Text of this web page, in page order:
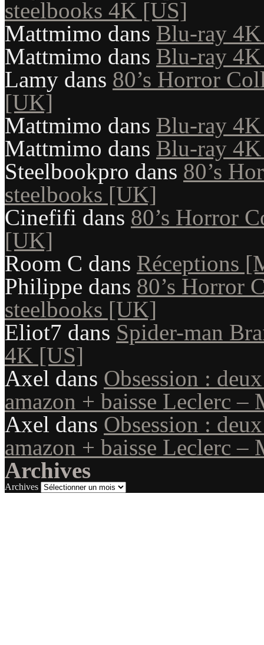
steelbooks 4K [US]
Mattmimo dans Blu-ray
Mattmimo dans Blu-ray
Lamy dans 80’s Horror
[UK]
Mattmimo dans Blu-ray
Mattmimo dans Blu-ray
Steelbookpro dans 80’s
steelbooks [UK]
Cinefifi dans 80’s Horror
[UK]
Room C dans Réceptions
Philippe dans 80’s Horror
steelbooks [UK]
Eliot7 dans Spider-man
4K [US]
Axel dans Obsession :
amazon + baisse Leclerc
Axel dans Obsession :
amazon + baisse Leclerc
Archives
Archives